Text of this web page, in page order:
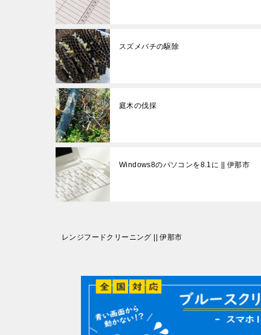
スズメバチの駆除
庭木の伐採
Windows8のパソコンを8.1に || 伊那市
レンジフードクリーニング || 伊那市